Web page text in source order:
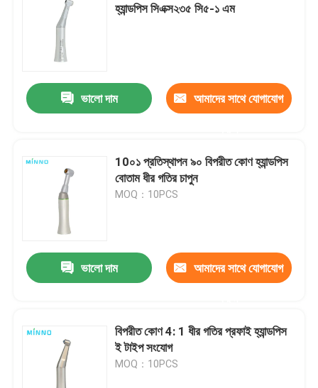
হ্যান্ডপিস সিএক্স২৩৫ সি৫-১ এম
ভালো দাম আমাদের সাথে যোগাযোগ
10০১ প্রতিস্থাপন ৯০ বিপরীত কোণ হ্যান্ডপিস
বোতাম ধীর গতির চাপুন
MOQ：10PCS
ভালো দাম আমাদের সাথে যোগাযোগ
বিপরীত কোণ 4: 1 ধীর গতির প্রফাই হ্যান্ডপিস
ই টাইপ সংযোগ
MOQ：10PCS